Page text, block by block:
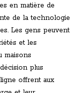
en matière de
de la technologie
Les gens peuvent
et les
maisons
plus
offrent aux